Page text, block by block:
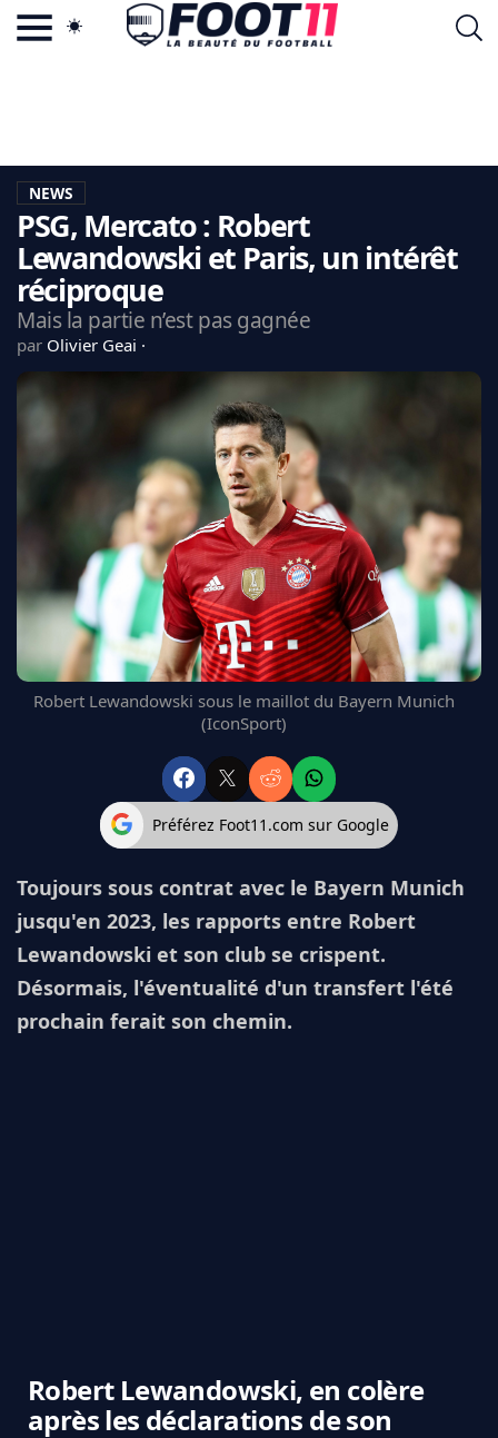
LA CHARTE
VIE PRIVÉE
CGU
CONTACTEZ-NOUS
PSG
LIGUE 1
FC BARCELONE
MANCHESTER UNITED
CHELSEA
ARSENAL
BAYERN
L'AVIS DE LA RÉDAC'
NEWS
PSG, Mercato : Robert
Lewandowski et Paris, un intérêt
réciproque
Mais la partie n’est pas gagnée
par Olivier Geai
Robert Lewandowski sous le maillot du Bayern Munich
(IconSport)
Préférez Foot11.com sur Google
Toujours sous contrat avec le Bayern Munich
jusqu'en 2023, les rapports entre Robert
Lewandowski et son club se crispent.
Désormais, l'éventualité d'un transfert l'été
prochain ferait son chemin.
Robert Lewandowski, en colère
après les déclarations de son